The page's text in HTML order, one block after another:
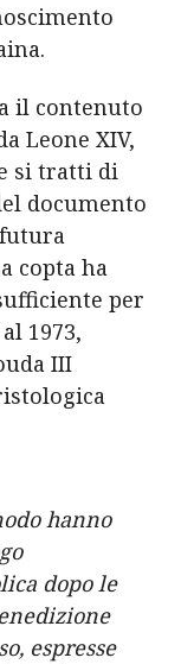
il contenuto
Leone XIV,
si tratti di
documento
copta ha
per
1973,
III
hanno
dopo le
espresse